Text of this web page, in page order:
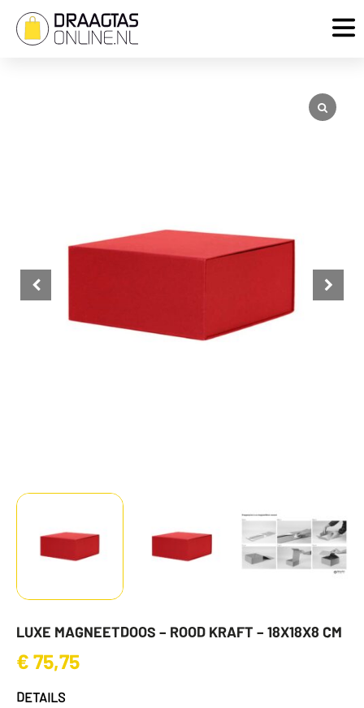
LUXE MAGNEETDOOS – ROOD KRAFT – 18X18X8 CM
€ 75,75
DETAILS